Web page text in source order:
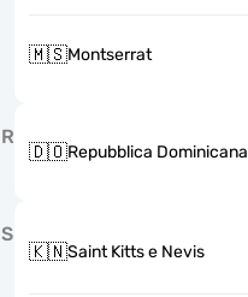
🇲🇸Montserrat
R
🇩🇴Repubblica Dominicana
S
🇰🇳Saint Kitts e Nevis